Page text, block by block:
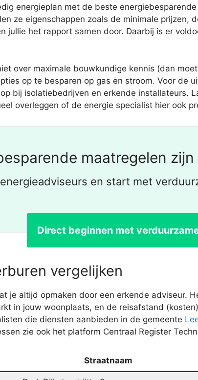
energieplan met de beste
ze eigenschappen zoals de minimale prijzen,
jullie het rapport samen door. Daarbij is er
over maximale bouwkundige kennis (dan
op te besparen op gas en stroom. Voor de
bij isolatiebedrijven en erkende installateurs.
overleggen of de energie specialist hier ook
maatregelen
en start met
Direct beginnen met
vergelijken
je altijd opmaken door een erkende adviseur.
in jouw woonplaats, en de reisafstand
die diensten aanbieden in de gemeente
zie ook het platform Centraal Register
Straatnaam